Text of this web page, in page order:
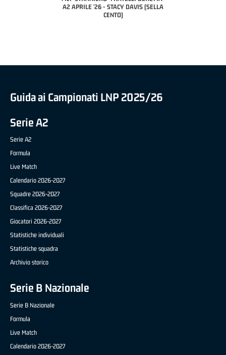
DILAS B NAZIONALE APRILE '26 -
MARCO RESTELLI (TAV TREVIGLIO
Guida ai Campionati LNP 2025/26
Serie A2
Serie A2
Formula
Live Match
Calendario 2026-2027
Squadre 2026-2027
Classifica 2026-2027
Giocatori 2026-2027
Statistiche individuali
Statistiche squadra
Archivio storico
Serie B Nazionale
Serie B Nazionale
Formula
Live Match
Calendario 2026-2027